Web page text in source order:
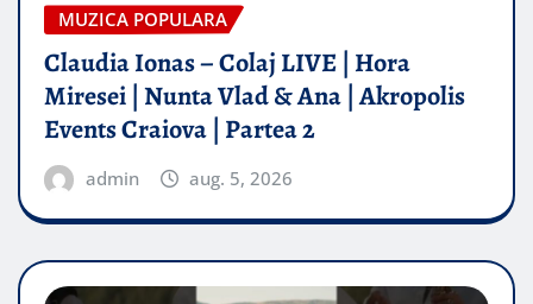
MUZICA POPULARA
Claudia Ionas – Colaj LIVE | Hora
Miresei | Nunta Vlad & Ana | Akropolis
Events Craiova | Partea 2
admin aug. 5, 2026